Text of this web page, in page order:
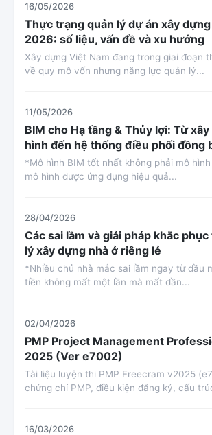
16/05/2026
Thực trạng quản lý dự án xây
2026: số liệu, vấn đề và xu hướng
Xây dựng Việt Nam đang trong giai đoạn
về quy mô vốn nhưng năng lực quản lý...
11/05/2026
BIM cho Hạ tầng & Thủy lợi: Từ
hình đến hệ thống điều phối đồng
*Mô hình BIM tốt nhất không phải mô
mô hình được ứng dụng hiệu quả...
28/04/2026
Các sai lầm và giải pháp khắc
lý xây dựng nhà ở riêng lẻ
*Nhiều chủ nhà mắc sai lầm ngay từ đầu
tiền không mất một lần mà mất dần...
02/04/2026
PMP Project Management
2025 (Ver e7002)
Tài liệu luyện thi PMP Freecram v2025
chứng chỉ PMP, điều kiện đăng ký, cấu
16/03/2026